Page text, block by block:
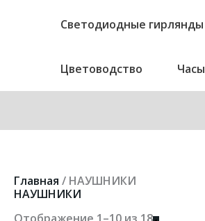
Светодиодные гирлянды
Цветоводство Часы
Главная / НАУШНИКИ
НАУШНИКИ